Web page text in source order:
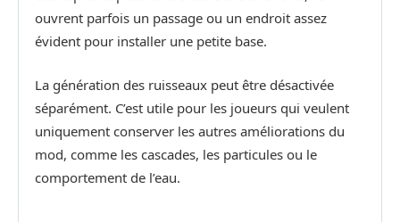
ouvrent parfois un passage ou un endroit assez
évident pour installer une petite base.
La génération des ruisseaux peut être désactivée
séparément. C’est utile pour les joueurs qui veulent
uniquement conserver les autres améliorations du
mod, comme les cascades, les particules ou le
comportement de l’eau.